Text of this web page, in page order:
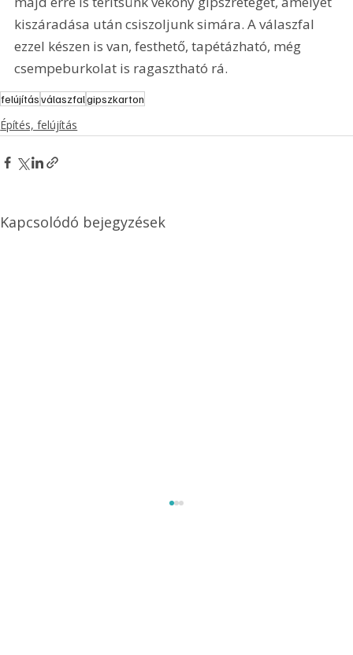
kiszáradása után csiszoljunk simára. A válaszfal
ezzel készen is van, festhető, tapétázható, még
csempeburkolat is ragasztható rá.
felújításválaszfalgipszkarton
Építés, felújítás
Kapcsolódó bejegyzések